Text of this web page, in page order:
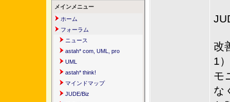
メインメニュー
ホーム
フォーラム
ニュース
astah* com, UML, pro
UML
astah* think!
マインドマップ
JUDE/Biz
改
1
モ
な